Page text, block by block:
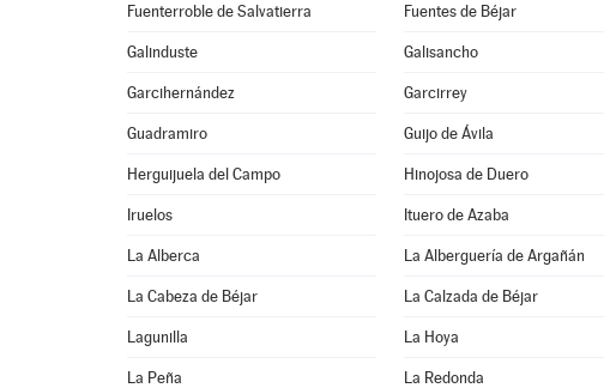
Fuenterroble de Salvatierra Fuentes de Béjar
Galinduste Galisancho
Garcihernández Garcirrey
Guadramiro Guijo de Ávila
Herguijuela del Campo Hinojosa de Duero
Iruelos Ituero de Azaba
La Alberca La Alberguería de Argañán
La Cabeza de Béjar La Calzada de Béjar
Lagunilla La Hoya
La Peña La Redonda